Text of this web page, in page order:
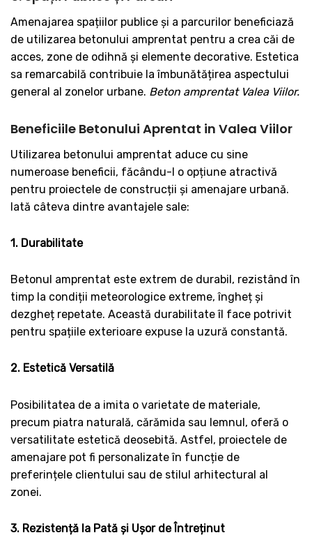
Amenajarea spațiilor publice și a parcurilor beneficiază
de utilizarea betonului amprentat pentru a crea căi de
acces, zone de odihnă și elemente decorative. Estetica
sa remarcabilă contribuie la îmbunătățirea aspectului
general al zonelor urbane. Beton amprentat Valea Viilor.
Beneficiile Betonului Aprentat in Valea Viilor
Utilizarea betonului amprentat aduce cu sine
numeroase beneficii, făcându-l o opțiune atractivă
pentru proiectele de construcții și amenajare urbană.
Iată câteva dintre avantajele sale:
1. Durabilitate
Betonul amprentat este extrem de durabil, rezistând în
timp la condiții meteorologice extreme, îngheț și
dezgheț repetate. Această durabilitate îl face potrivit
pentru spațiile exterioare expuse la uzură constantă.
2. Estetică Versatilă
Posibilitatea de a imita o varietate de materiale,
precum piatra naturală, cărămida sau lemnul, oferă o
versatilitate estetică deosebită. Astfel, proiectele de
amenajare pot fi personalizate în funcție de
preferințele clientului sau de stilul arhitectural al
zonei.
3. Rezistență la Pată și Ușor de Întreținut